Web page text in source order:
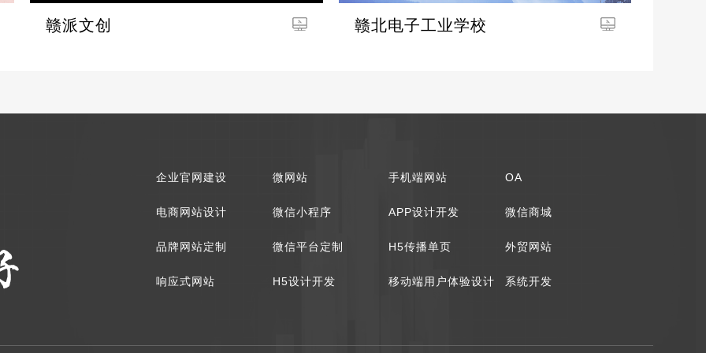
赣派文创 赣北电子工业学校
企业官网建设
电商网站设计
品牌网站定制
响应式网站
微网站
微信小程序
微信平台定制
H5设计开发
手机端网站
APP设计开发
H5传播单页
移动端用户体验设计
OA
微信商城
外贸网站
系统开发